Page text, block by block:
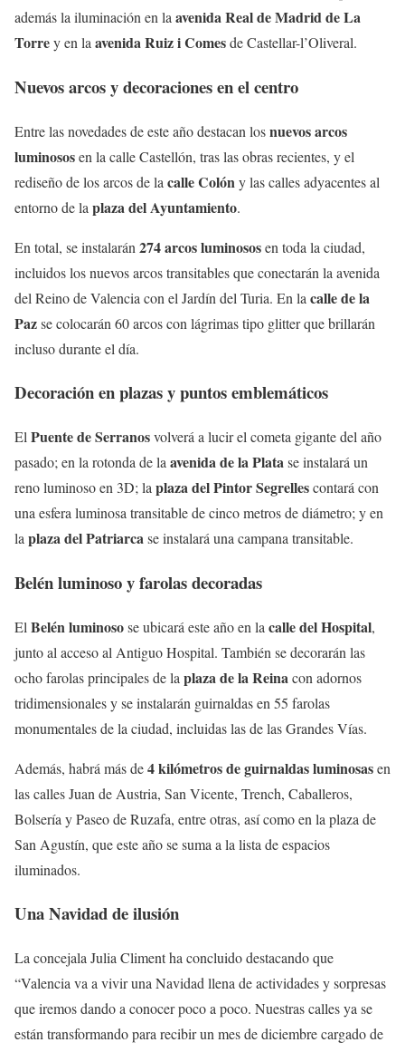
además la iluminación en laavenida Real de Madrid de La
Torrey en laavenida Ruiz i Comesde Castellar-l’Oliveral.
Nuevos arcos y decoraciones en el centro
Entre las novedades de este año destacan losnuevos arcos
luminososen la calle Castellón, tras las obras recientes, y el
rediseño de los arcos de la calle Colóny las calles adyacentes al
entorno de la plaza del Ayuntamiento.
En total, se instalarán 274 arcos luminososen toda la ciudad,
incluidos los nuevos arcos transitables que conectarán la avenida
del Reino de Valencia con el Jardín del Turia. En la calle de la
Pazse colocarán 60 arcos con lágrimas tipo glitter que brillarán
incluso durante el día.
Decoración en plazas y puntos emblemáticos
ElPuente de Serranosvolverá a lucir el cometa gigante del año
pasado; en la rotonda de laavenida de la Platase instalará un
reno luminoso en 3D; laplaza del Pintor Segrellescontará con
una esfera luminosa transitable de cinco metros de diámetro; y en
laplaza del Patriarcase instalará una campana transitable.
Belén luminoso y farolas decoradas
El Belén luminosose ubicará este año en la calle del Hospital,
junto al acceso al Antiguo Hospital. También se decorarán las
ocho farolas principales de la plaza de la Reinacon adornos
tridimensionales y se instalarán guirnaldas en 55 farolas
monumentales de la ciudad, incluidas las de las Grandes Vías.
Además, habrá más de4 kilómetros de guirnaldas luminosasen
las calles Juan de Austria, San Vicente, Trench, Caballeros,
Bolsería y Paseo de Ruzafa, entre otras, así como en la plaza de
San Agustín, que este año se suma a la lista de espacios
iluminados.
Una Navidad de ilusión
La concejala Julia Climent ha concluido destacando que
“Valencia va a vivir una Navidad llena de actividades y sorpresas
que iremos dando a conocer poco a poco. Nuestras calles ya se
están transformando para recibir un mes de diciembre cargado de